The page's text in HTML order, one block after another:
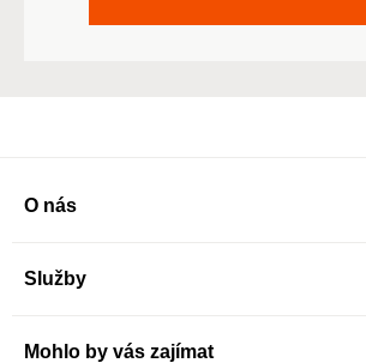
O nás
Služby
Mohlo by vás zajímat